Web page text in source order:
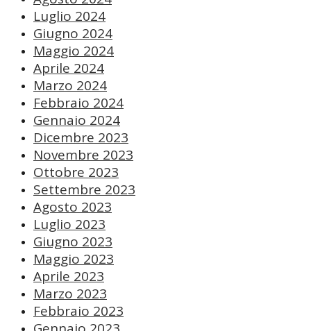
Luglio 2024
Giugno 2024
Maggio 2024
Aprile 2024
Marzo 2024
Febbraio 2024
Gennaio 2024
Dicembre 2023
Novembre 2023
Ottobre 2023
Settembre 2023
Agosto 2023
Luglio 2023
Giugno 2023
Maggio 2023
Aprile 2023
Marzo 2023
Febbraio 2023